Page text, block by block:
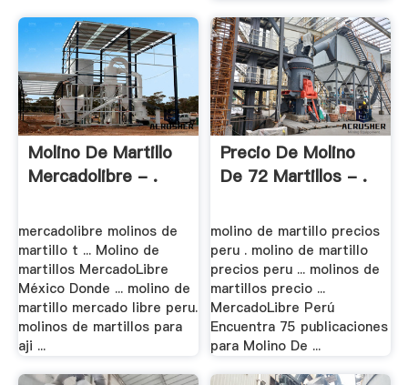
Molino De Martillo
Mercadolibre - .
mercadolibre molinos de
martillo t ... Molino de
martillos MercadoLibre
México Donde ... molino de
martillo mercado libre peru.
molinos de martillos para
aji ...
Precio De Molino
De 72 Martillos - .
molino de martillo precios
peru . molino de martillo
precios peru ... molinos de
martillos precio ...
MercadoLibre Perú
Encuentra 75 publicaciones
para Molino De ...